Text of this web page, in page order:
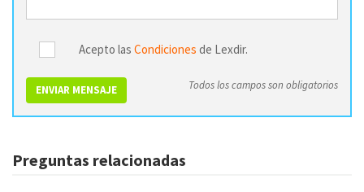
Acepto las Condiciones de Lexdir.
ENVIAR MENSAJE Todos los campos son obligatorios
Preguntas relacionadas